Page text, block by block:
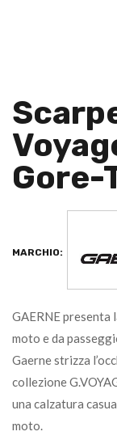
Gore-
MARCHIO:
GAERNE presenta
moto e da
Gaerne strizza
collezione
una calzatura
moto.